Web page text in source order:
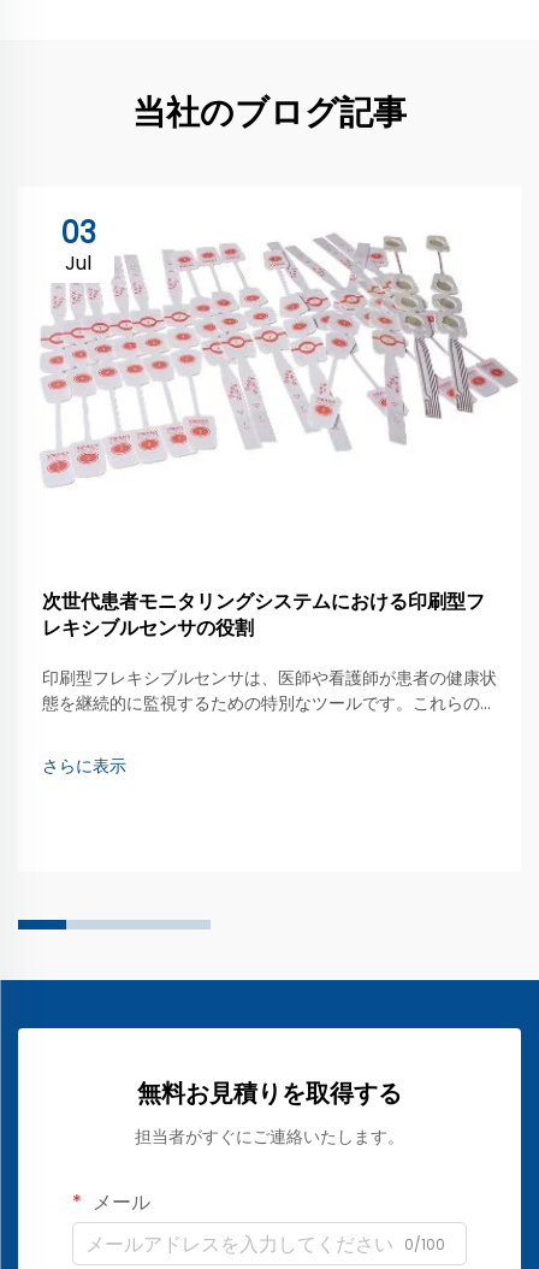
当社のブログ記事
03
Jul
次世代患者モニタリングシステムにおける印刷型フ
レキシブルセンサの役割
印刷型フレキシブルセンサは、医師や看護師が患者の健康状
態を継続的に監視するための特別なツールです。これらのセ
単に使用できます。皮膚に装着して心拍数などの生体情報を
測定することが可能です…
さらに表示
無料お見積りを取得する
担当者がすぐにご連絡いたします。
メール
0/100